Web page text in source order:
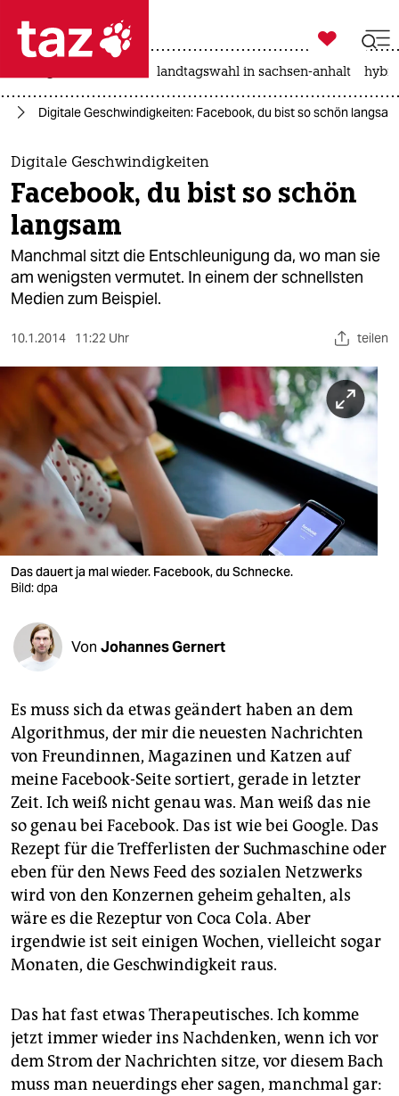
 taz zahl ich
taz zahl ich
themen
politik
öko
gesellschaft
sport
berlin
nord
wahrheit
verlag
verlag
veranstaltungen
shop
fragen & hilfe
unterstützen
abo
genossenschaft
epaper login

taz zahl ich
landtagswahl in sachsen-anhalt
Digitale Geschwindigkeiten: Facebook, du bist so schön langsam
Digitale Geschwindigkeiten
Facebook, du bist so schön
langsam
Manchmal sitzt die Entschleunigung da, wo man sie
am wenigsten vermutet. In einem der schnellsten
Medien zum Beispiel.
10.1.2014 11:22 Uhr teilen
Das dauert ja mal wieder. Facebook, du Schnecke.
Bild: dpa
Von Johannes Gernert
Es muss sich da etwas geändert haben an dem
Algorithmus, der mir die neuesten Nachrichten
von Freundinnen, Magazinen und Katzen auf
meine Facebook-Seite sortiert, gerade in letzter
Zeit. Ich weiß nicht genau was. Man weiß das nie
so genau bei Facebook. Das ist wie bei Google. Das
Rezept für die Trefferlisten der Suchmaschine oder
eben für den News Feed des sozialen Netzwerks
wird von den Konzernen geheim gehalten, als
wäre es die Rezeptur von Coca Cola. Aber
irgendwie ist seit einigen Wochen, vielleicht sogar
Monaten, die Geschwindigkeit raus.
Das hat fast etwas Therapeutisches. Ich komme
jetzt immer wieder ins Nachdenken, wenn ich vor
dem Strom der Nachrichten sitze, vor diesem Bach
muss man neuerdings eher sagen, manchmal gar: